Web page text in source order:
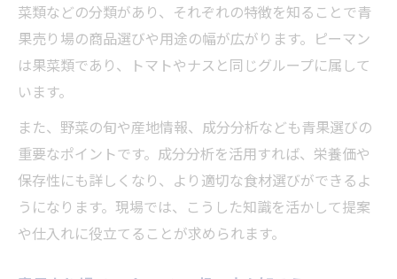
菜類などの分類があり、それぞれの特徴を知ることで青
果売り場の商品選びや用途の幅が広がります。ピーマン
は果菜類であり、トマトやナスと同じグループに属して
います。
また、野菜の旬や産地情報、成分分析なども青果選びの
重要なポイントです。成分分析を活用すれば、栄養価や
保存性にも詳しくなり、より適切な食材選びができるよ
うになります。現場では、こうした知識を活かして提案
や仕入れに役立てることが求められます。